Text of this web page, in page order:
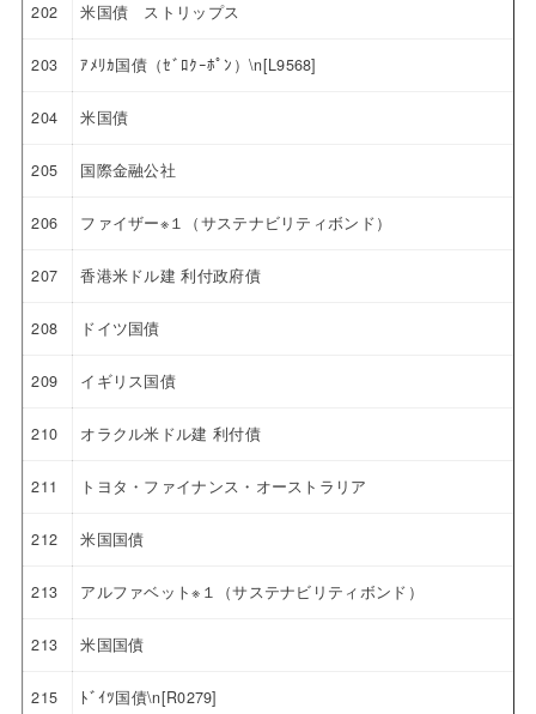
202 米国債 ストリップス
203 ｱﾒﾘｶ国債（ｾﾞﾛｸｰﾎﾟﾝ）\n[L9568]
204 米国債
205 国際金融公社
206 ファイザー※１（サステナビリティボンド）
207 香港米ドル建 利付政府債
208 ドイツ国債
209 イギリス国債
210 オラクル米ドル建 利付債
211 トヨタ・ファイナンス・オーストラリア
212 米国国債
213 アルファベット※１（サステナビリティボンド）
213 米国国債
215 ﾄﾞｲﾂ国債\n[R0279]